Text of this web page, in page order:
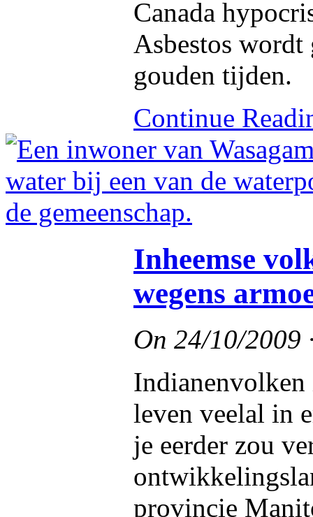
Canada
Asbestos
gouden tijden.
Continue
Inheemse
wegens
On 24/10/2009
Indianenvolken
leven veelal in
je eerder zou
provincie